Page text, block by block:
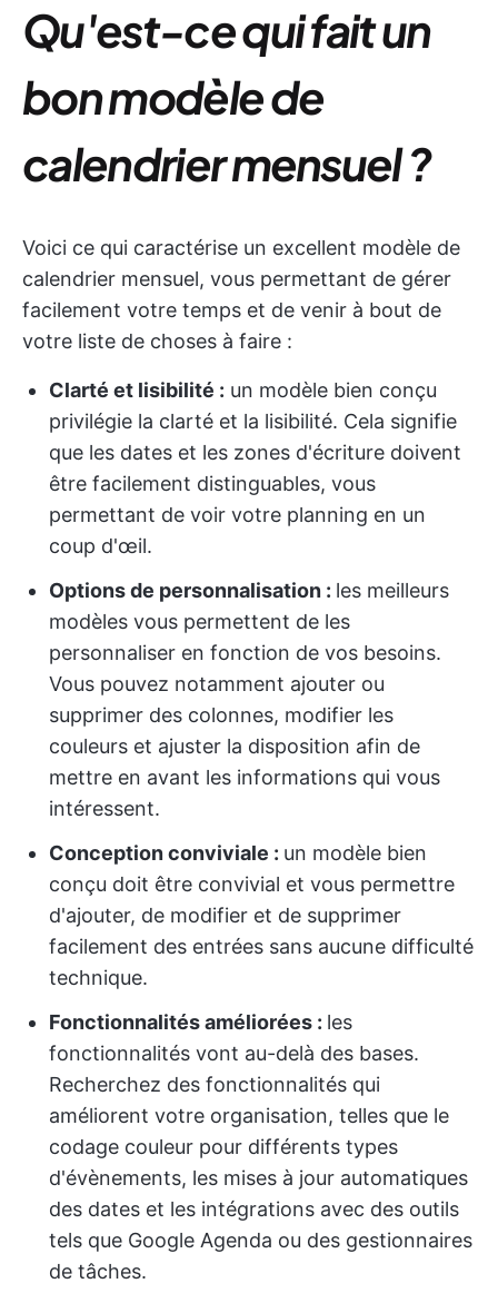
Qu'est-ce qui fait un
bon modèle de
calendrier mensuel ?
Voici ce qui caractérise un excellent modèle de
calendrier mensuel, vous permettant de gérer
facilement votre temps et de venir à bout de
votre liste de choses à faire :
Clarté et lisibilité : un modèle bien conçu
privilégie la clarté et la lisibilité. Cela signifie
que les dates et les zones d'écriture doivent
être facilement distinguables, vous
permettant de voir votre planning en un
coup d'œil.
Options de personnalisation : les meilleurs
modèles vous permettent de les
personnaliser en fonction de vos besoins.
Vous pouvez notamment ajouter ou
supprimer des colonnes, modifier les
couleurs et ajuster la disposition afin de
mettre en avant les informations qui vous
intéressent.
Conception conviviale : un modèle bien
conçu doit être convivial et vous permettre
d'ajouter, de modifier et de supprimer
facilement des entrées sans aucune difficulté
technique.
Fonctionnalités améliorées : les
fonctionnalités vont au-delà des bases.
Recherchez des fonctionnalités qui
améliorent votre organisation, telles que le
codage couleur pour différents types
d'évènements, les mises à jour automatiques
des dates et les intégrations avec des outils
tels que Google Agenda ou des gestionnaires
de tâches.